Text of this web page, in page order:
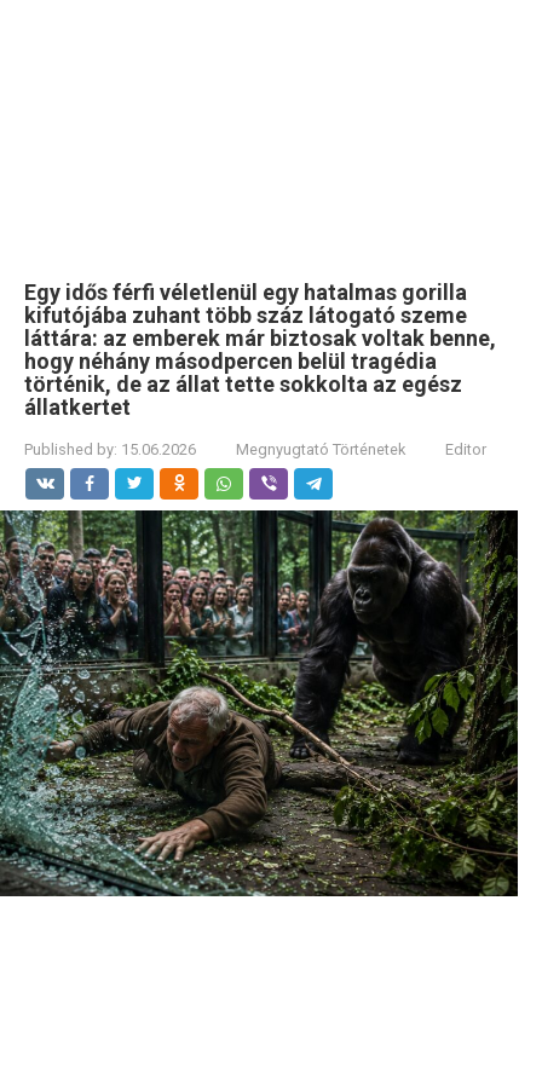
Egy idős férfi véletlenül egy hatalmas gorilla
kifutójába zuhant több száz látogató szeme
láttára: az emberek már biztosak voltak benne,
hogy néhány másodpercen belül tragédia
történik, de az állat tette sokkolta az egész
állatkertet
Published by: 15.06.2026 Megnyugtató Történetek Editor